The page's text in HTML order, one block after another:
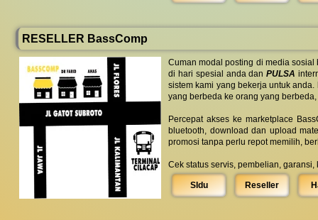
RESELLER BassComp
Cuman modal posting di media
di hari spesial anda danPULSA
sistem kami yang bekerja untuk anda.
yang berbeda ke orang yang
Percepat akses ke marketplace
bluetooth, download dan upload
promosi tanpa perlu repot memilih,
Cek status servis, pembelian,
SIdu Reseller